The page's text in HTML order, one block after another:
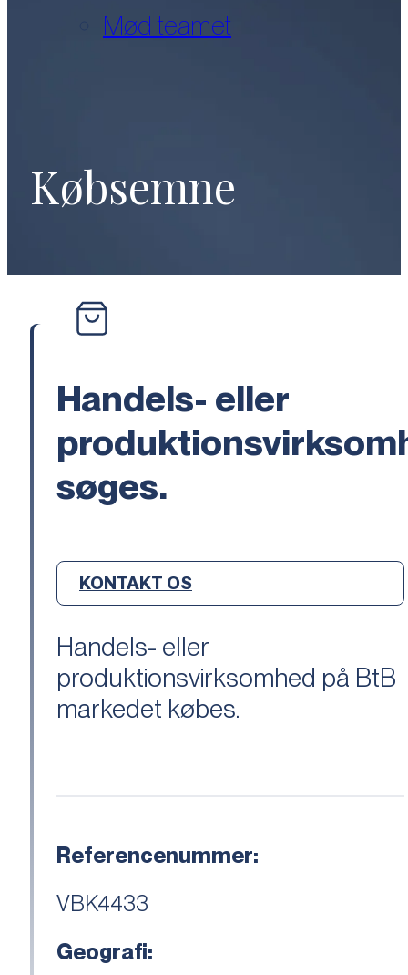
Mød teamet
Købsemne
Handels- eller
søges.
KONTAKT OS
Handels- eller
produktionsvirksomhed på BtB
markedet købes.
Referencenummer:
VBK4433
Geografi: